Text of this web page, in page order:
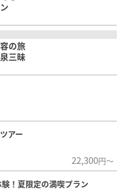
の旅
三昧
アー
22,300円～
！夏限定の満喫プラン